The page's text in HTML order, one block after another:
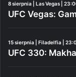
8 sierpnia | Las Vegas |
UFC Vegas:
15 sierpnia | Filadelfia |
UFC 330: